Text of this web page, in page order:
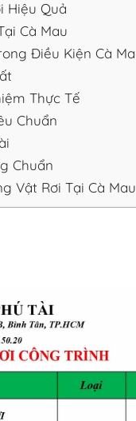
Hiệu Quả
Cà Mau
Điều Kiện Cà
Thực Tế
Chuẩn
Chuẩn
Vật Rơi Tại Cà Mau